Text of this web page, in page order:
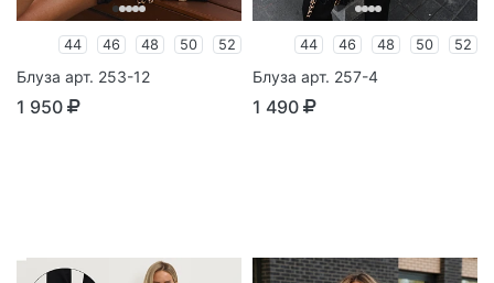
44 46 48 50 52
Блуза арт. 253-12
1 950
44 46 48 50 52
Блуза арт. 257-4
1 490